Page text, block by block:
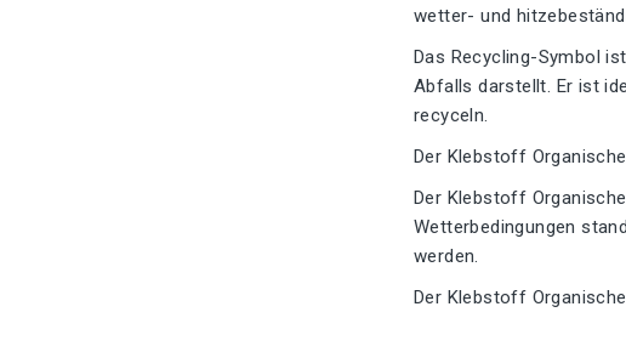
wetter- und
Das Recycling-Symbol
Abfalls darstellt. Er ist
recyceln.
Der Klebstoff
Der Klebstoff
Wetterbedingungen
werden.
Der Klebstoff